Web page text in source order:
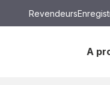
Revendeurs
A